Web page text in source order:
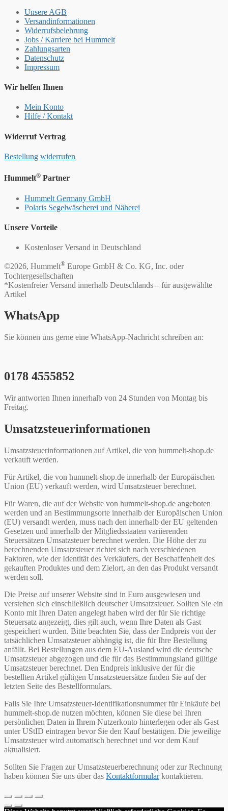
Unsere AGB
Versandinformationen
Widerrufsbelehrung
Jobs / Karriere bei Hummelt
Zahlungsarten
Datenschutz
Impressum
Wir helfen Ihnen
Mein Konto
Hilfe / Kontakt
Widerruf Vertrag
Bestellung widerrufen
Hummelt® Partner
Hummelt Germany GmbH
Polaris Segelwäscherei und Näherei
Unsere Vorteile
Kostenloser Versand in Deutschland
©2026, Hummelt® Europe GmbH & Co. KG, Inc. oder
Tochtergesellschaften
*Kostenfreier Versand innerhalb Deutschlands – für ausgewählte
Artikel
WhatsApp
Sie können uns gerne eine WhatsApp-Nachricht schreiben an:
0178 4555852
Wir antworten Ihnen innerhalb von 24 Stunden von Montag bis
Freitag.
Umsatzsteuerinformationen
Umsatzsteuerinformationen auf Artikel, die von hummelt-shop.de
verkauft werden.
Für Artikel, die von hummelt-shop.de innerhalb der Europäischen
Union (EU) verkauft werden, wird Umsatzsteuer berechnet.
Für Waren, die auf der Website von hummelt-shop.de angeboten
werden und an Bestimmungsorte innerhalb der Europäischen Union
(EU) versandt werden, muss nach den innerhalb der EU geltenden
Gesetzen und innerhalb der Mitgliedsstaaten variierenden
Steuersätzen Umsatzsteuer berechnet werden. Die Höhe der zu
berechnenden Umsatzsteuer richtet sich nach verschiedenen
Faktoren, wie der Identität des Verkäufers, der Beschaffenheit des
gekauften Produktes und dem Zielort, an den das Produkt versandt
werden soll.
Die Preise auf unserer Website sind in Euro ausgewiesen und
verstehen sich einschließlich deutscher Umsatzsteuer. Sollten Sie ein
Konto mit Ihren Daten angelegt haben wird der für Sie richtige
Steuersatz angezeigt, dies gilt auch, wenn Ihre Daten als Gast
gespeichert wurden. Bitte beachten Sie, dass der Endpreis von der
tatsächlichen Umsatzsteuer abhängig ist, die für Ihre Bestellung
anfällt. Bei Bestellungen aus dem EU-Ausland wird die deutsche
Umsatzsteuer abgezogen und die für das Bestimmungsland gültige
Umsatzsteuer berechnet. Den Endpreis inklusive der für die
bestellten Artikel gültigen Umsatzsteuersätze finden Sie auf der
letzten Seite des Bestellformulars.
Falls Sie Ihre Umsatzsteuer-Identifikationsnummer für Einkäufe bei
hummelt-shop.de nutzen möchten, können Sie diese bei Ihren
persönlichen Daten in Ihrem Nutzerkonto hinterlegen oder als Gast
unter UStID eintragen bevor Sie den Kauf bestätigen. Die jeweilige
Umsatzsteuer wird automatisch berechnet und vor dem Kauf
aktualisiert.
Sollten Sie Fragen zur Umsatzsteuerberechnung oder zur Rechnung
haben können Sie uns über das Kontaktformularkontaktieren.